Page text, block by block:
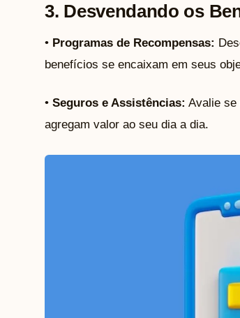
3. Desvendando os
• Programas de Recompensas:
benefícios se encaixam em seus
• Seguros e Assistências: Avalie se
agregam valor ao seu dia a dia.